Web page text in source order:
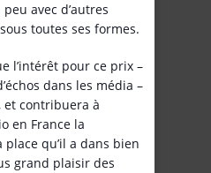
avec d’autres
toutes ses formes.
l’intérêt pour ce prix –
dans les média –
et contribuera à
en France la
qu’il a dans bien
grand plaisir des